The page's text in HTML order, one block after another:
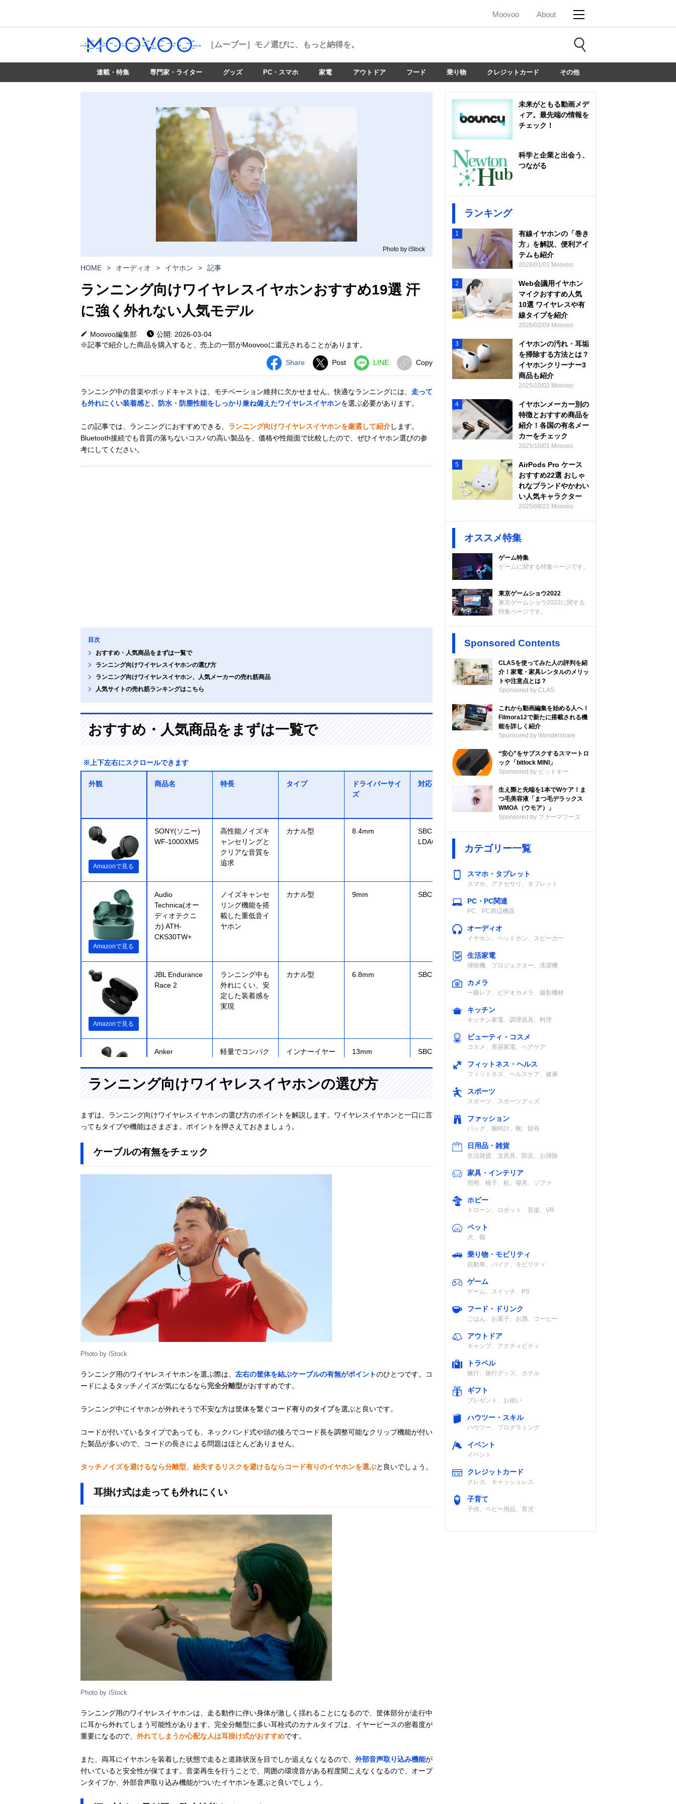
Moovoo About
［ムーブー］ モノ選びに、もっと納得を。
連載・特集 専門家・ライター グッズ PC・スマホ 家電 アウトドア フード 乗り物 クレジットカード その他
Photo by iStock
HOME > オーディオ > イヤホン > 記事
ランニング向けワイヤレスイヤホンおすすめ19選 汗
に強く外れない人気モデル
Moovoo編集部
公開: 2026-03-04
※記事で紹介した商品を購入すると、売上の一部がMoovooに還元されることがあります。
Share Post LINE Copy
ランニング中の音楽やポッドキャストは、モチベーション維持に欠かせません。快適なランニングには、 走って
も外れにくい装着感と、防水・防塵性能をしっかり兼ね備えたワイヤレスイヤホンを選ぶ必要があります。
この記事では、ランニングにおすすめできる、 ランニング向けワイヤレスイヤホンを厳選して紹介します。
Bluetooth接続でも音質の落ちないコスパの高い製品を、価格や性能面で比較したので、ぜひイヤホン選びの参
考にしてください。
目次
おすすめ・人気商品をまずは一覧で
ランニング向けワイヤレスイヤホンの選び方
ランニング向けワイヤレスイヤホン、人気メーカーの売れ筋商品
人気サイトの売れ筋ランキングはこちら
おすすめ・人気商品をまずは一覧で
※上下左右にスクロールできます
外観 商品名 特長 タイプ
ドライバーサイ
ズ
対応コーデック
防水・防じん性
ズキャンセリン
Amazonで見る
SONY(ソニー)
WF-1000XM5
高性能ノイズキ
ャンセリングと
クリアな音質を
追求
カナル型 8.4mm
SBC、AAC、
LDAC、LC3
Amazonで見る
Audio
Technica(オー
ディオテクニ
カ) ATH-
CKS30TW+
ノイズキャンセ
リング機能を搭
載した重低音イ
ヤホン
カナル型 9mm SBC、AAC
本体のみ）
Amazonで見る
JBL Endurance
Race 2
ランニング中も
外れにくい、安
定した装着感を
実現
カナル型 6.8mm SBC、AAC
Anker
軽量でコンパク
デル
インナーイヤー
13mm SBC、AAC IPX5
SONY(ソニー)
WF-LS900N
タップするだけ
カナル型
LDAC、LC3
IPX4
ス) OpenRun
ライバー採用
SONY(ソニー)
Float Run WI-
OE610
耳の前にスピー
カーが浮く、オ
フイヤーデザイ
ン
IPX4
Amazonで見る
NTTソノリティ
nwm ヌーム
GO
オープンイヤー
ながら音もれを
抑える独自技術
ネックバンド型
（オープンエア
LC3（BISの
み）、CVSD、
IP55
Amazonで見る
Playful WB-P1
全体を包み込む
デザイン
Amazonで見る
JVCケンウッド
EC25T
ソフトな装着
イヤーフック採
用
耳掛け型（イン
6mm
Amazonで見る
JBL Endurance
激しい動きでも
自の耳掛けデザ
耳掛け（インナ
10mm SBC、AAC IP68
Pro 2
トレーニングに
便利、心拍数モ
ニタリング機能
搭載
ーイヤー）
Amazonで見る
Anker
Soundcore
Sport X20
ランニング中も
落ちにくい、安
定したフィット
感
耳掛け型（カナ
Amazonで見る
Shokz(ショック
ス) OpenFit 2
クリアでダイナ
ミック、デュア
ルドライバー搭
耳掛け（オープ
ンエアー）
Ultra Open
Earbuds
装着、独特のカ
フ型デザインを
採用
ンエアー）
Adaptive
Amazonで見る
NOTHING(ナッ
シング) Nothing
Ear (open)
開放感を保ちつ
つ、音もれを最
小限に抑える
耳掛け（オープ
ンエアー）
14.2mm SBC、AAC
ランニング向けワイヤレスイヤホンの選び方
まずは、ランニング向けワイヤレスイヤホンの選び方のポイントを解説します。ワイヤレスイヤホンと一口に言
ってもタイプや機能はさまざま。ポイントを押さえておきましょう。
ケーブルの有無をチェック
Photo by iStock
ランニング用のワイヤレスイヤホンを選ぶ際は、 左右の筐体を結ぶケーブルの有無がポイントのひとつです。コ
ードによるタッチノイズが気になるなら完全分離型がおすすめです。
ランニング中にイヤホンが外れそうで不安な方は筐体を繋ぐコード有りのタイプを選ぶと良いです。
コードが付いているタイプであっても、ネックバンド式や頭の後ろでコード長を調整可能なクリップ機能が付い
た製品が多いので、コードの長さによる問題はほとんどありません。
タッチノイズを避けるなら分離型、紛失するリスクを避けるならコード有りのイヤホンを選ぶと良いでしょう。
耳掛け式は走っても外れにくい
Photo by iStock
ランニング用のワイヤレスイヤホンは、走る動作に伴い身体が激しく揺れることになるので、筐体部分が走行中
に耳から外れてしまう可能性があります。完全分離型に多い耳栓式のカナルタイプは、イヤーピースの密着度が
重要になるので、 外れてしまうか心配な人は耳掛け式がおすすめです。
また、両耳にイヤホンを装着した状態で走ると道路状況を目でしか追えなくなるので、 外部音声取り込み機能が
付いていると安全性が保てます。音楽再生を行うことで、周囲の環境音がある程度聞こえなくなるので、オープ
ンタイプか、外部音声取り込み機能がついたイヤホンを選ぶと良いでしょう。
未来がともる動画メデ
ィア。最先端の情報を
チェック！
科学と企業と出会う、
つながる
ランキング
1
有線イヤホンの「巻き
方」を解説、便利アイ
テムも紹介
2026/01/01 Moovoo
2
Web会議用イヤホン
マイクおすすめ人気
10選 ワイヤレスや有
線タイプを紹介
2026/02/09 Moovoo
3
イヤホンの汚れ・耳垢
を掃除する方法とは？
イヤホンクリーナー3
商品も紹介
2025/10/02 Moovoo
4
イヤホンメーカー別の
特徴とおすすめ商品を
紹介！各国の有名メー
カーをチェック
2025/10/01 Moovoo
5
AirPods Pro ケース
おすすめ22選 おしゃ
れなブランドやかわい
い人気キャラクター
2025/08/22 Moovoo
オススメ特集
ゲーム特集
ゲームに関する特集ページです。
東京ゲームショウ2022
東京ゲームショウ2022に関する
特集ページです。
Sponsored Contents
CLASを使ってみた人の評判を紹
介！家電・家具レンタルのメリッ
トや注意点とは？
Sponsored by CLAS
これから動画編集を始める人へ！
Filmora12で新たに搭載される機
能を詳しく紹介
Sponsored by Wondershare
“安心”をサブスクするスマートロ
ック「bitlock MINI」
Sponsored by ビットキー
生え際と先端を1本でWケア！ま
つ毛美容液「まつ毛デラックス
WMOA（ウモア）」
Sponsored by ファーマフーズ
カテゴリー一覧
スマホ・タブレット
スマホ、アクセサリ、タブレット
PC・PC関連
PC、PC周辺機器
オーディオ
イヤホン、ヘッドホン、スピーカー
生活家電
掃除機、プロジェクター、洗濯機
カメラ
一眼レフ、ビデオカメラ、撮影機材
キッチン
キッチン家電、調理器具、料理
ビューティ・コスメ
コスメ、美容家電、ヘアケア
フィットネス・ヘルス
フィットネス、ヘルスケア、健康
スポーツ
スポーツ、スポーツグッズ
ファッション
バッグ、腕時計、靴、財布
日用品・雑貨
生活雑貨、文房具、防災、お掃除
家具・インテリア
照明、椅子、机、寝具、ソファ
ホビー
ドローン、ロボット、音楽、VR
ペット
犬、猫
乗り物・モビリティ
自動車、バイク、モビリティ
ゲーム
ゲーム、スイッチ、PS
フード・ドリンク
ごはん、お菓子、お酒、コーヒー
アウトドア
キャンプ、アクティビティ
トラベル
旅行、旅行グッズ、ホテル
ギフト
プレゼント、お祝い
ハウツー・スキル
ハウツー、プログラミング
イベント
イベント
クレジットカード
クレカ、キャッシュレス
子育て
子供、ベビー用品、育児